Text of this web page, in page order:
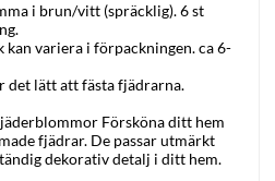
i brun/vitt (spräcklig). 6 st
variera i förpackningen. ca 6-
det lätt att fästa fjädrarna.
Försköna ditt hem
fjädrar. De passar utmärkt
dekorativ detalj i ditt hem.